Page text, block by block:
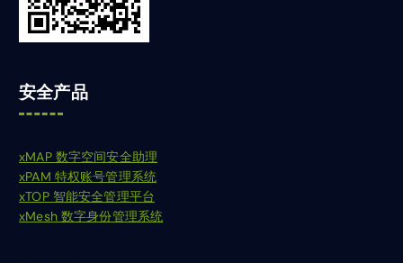
安全产品
xMAP 数字空间安全助理
xPAM 特权账号管理系统
xTOP 智能安全管理平台
xMesh 数字身份管理系统